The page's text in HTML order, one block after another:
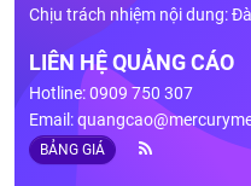
Chịu trách nhiệm nội dung:
LIÊN HỆ QUẢNG CÁO
Hotline: 0909 750 307
Email:
BẢNG GIÁ